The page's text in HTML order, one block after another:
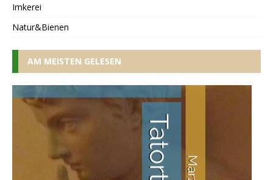
Imkerei
Natur&Bienen
AM MEISTEN GELESEN